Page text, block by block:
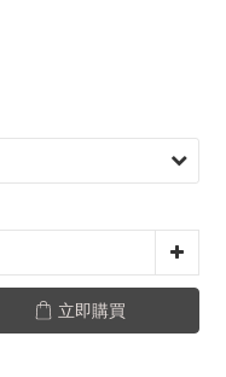
立即購買